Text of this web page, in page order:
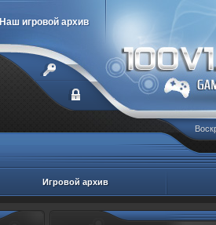
Наш игровой архив
Игровой архив